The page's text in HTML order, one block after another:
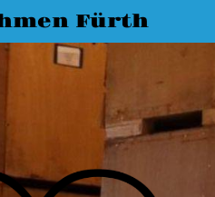
Fürth